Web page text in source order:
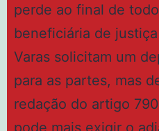
perde ao final de
beneficiária de
Varas solicitam um
para as partes, mas
redação do artigo
pode mais exigir o